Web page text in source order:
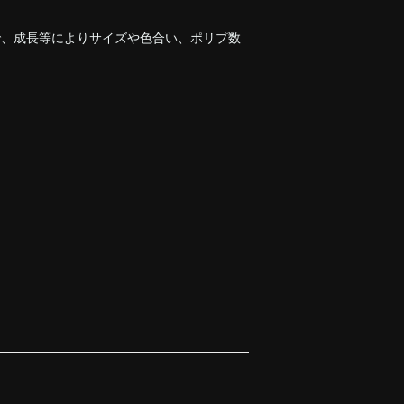
成長等によりサイズや色合い、ポリプ数